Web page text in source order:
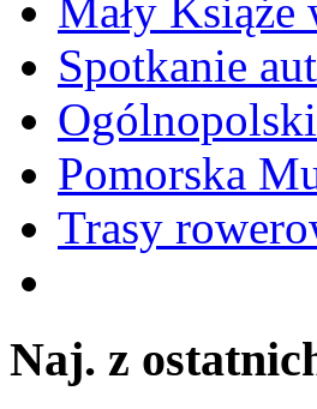
Mały Książe
Spotkanie
Pomorska
Trasy
Naj. z